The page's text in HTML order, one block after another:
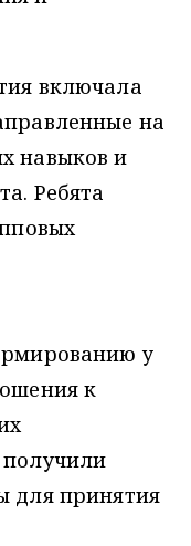
включала
на
навыков и
Ребята
у
к
для принятия